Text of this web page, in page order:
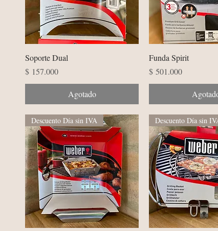
Vista rápida
Soporte Dual
Precio
$ 157.000
Agotado
Vista rápida
Funda Spirit
Precio
$ 501.000
Descuento Día sin IVA Descuento Día sin